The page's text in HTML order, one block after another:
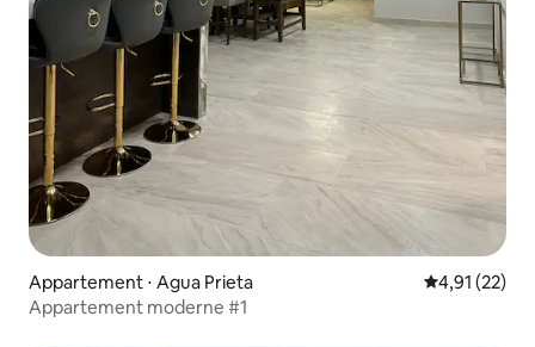
Appartement ⋅ Agua Prieta Évaluation
4,91 (22)
Appartement moderne #1